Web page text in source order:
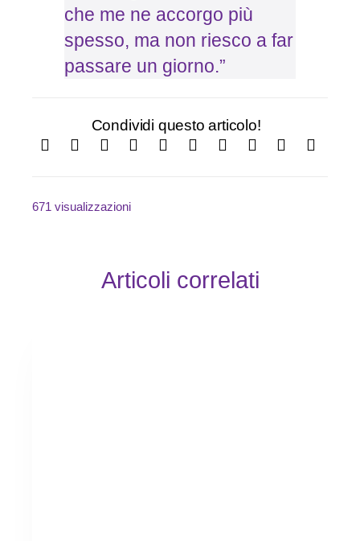
che me ne accorgo più
spesso, ma non riesco a far
passare un giorno.”
Condividi questo articolo!
671 visualizzazioni
Articoli correlati